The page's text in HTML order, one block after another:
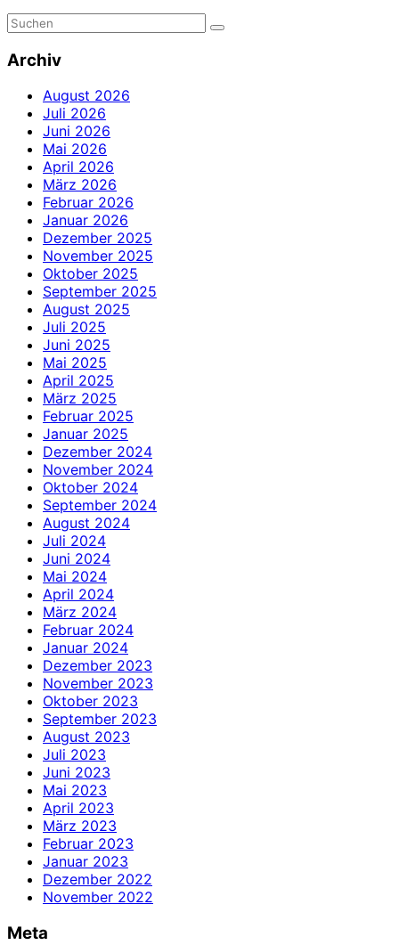
Archiv
August 2026
Juli 2026
Juni 2026
Mai 2026
April 2026
März 2026
Februar 2026
Januar 2026
Dezember 2025
November 2025
Oktober 2025
September 2025
August 2025
Juli 2025
Juni 2025
Mai 2025
April 2025
März 2025
Februar 2025
Januar 2025
Dezember 2024
November 2024
Oktober 2024
September 2024
August 2024
Juli 2024
Juni 2024
Mai 2024
April 2024
März 2024
Februar 2024
Januar 2024
Dezember 2023
November 2023
Oktober 2023
September 2023
August 2023
Juli 2023
Juni 2023
Mai 2023
April 2023
März 2023
Februar 2023
Januar 2023
Dezember 2022
November 2022
Meta